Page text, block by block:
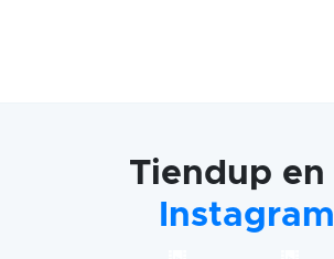
Tiendup en
Instagram